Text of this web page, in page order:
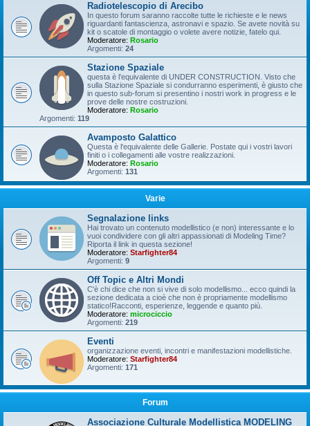
Radiotelescopio di Arecibo
In questo forum saranno raccolte tutte le richieste e le news
riguardanti fantascienza, astronavi e spazio. Se avete novità su
kit o scatole di montaggio o volete avere notizie, fatelo qui.
Moderatore: Rosario
Argomenti: 24
Stazione Spaziale
questa è l'equivalente di UNDER CONSTRUCTION. Visto che
sulla Stazione Spaziale si condurranno esperimenti, è giusto che
in questo sub-forum si presentino i nostri work in progress e le
prove delle nostre costruzioni.
Moderatore: Rosario
Argomenti: 119
Avamposto Galattico
Questa è l'equivalente delle Gallerie. Postate qui i vostri lavori
finiti o i collegamenti alle vostre realizzazioni.
Moderatore: Rosario
Argomenti: 131
Varie
Segnalazione links
Hai trovato un contenuto modellistico (e non) interessante e lo
vuoi condividere con gli altri appassionati di Modeling Time?
Riporta il link in questa sezione!
Moderatore: Starfighter84
Argomenti: 9
Off Topic e Altri Mondi
C'è chi dice che non si vive di solo modellismo... ecco quindi la
sezione dedicata a cioè che non è propriamente modellismo
statico!Racconti, esperienze, leggende e quanto più.
Moderatore: microciccio
Argomenti: 219
Eventi
organizzazione eventi, incontri e manifestazioni modellistiche.
Moderatore: Starfighter84
Argomenti: 171
Forum
Associazione Culturale Modellistica MODELING